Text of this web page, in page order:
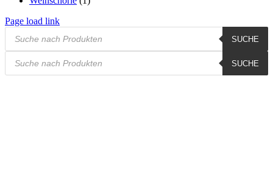
Page load link
Products
search
SUCHE
Products
search
SUCHE